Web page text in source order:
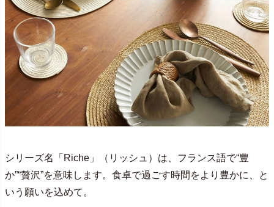
シリーズ名「Riche」（リッシュ）は、フランス語で“豊
か”“贅沢”を意味します。食卓で過ごす時間をより豊かに、と
いう願いを込めて。